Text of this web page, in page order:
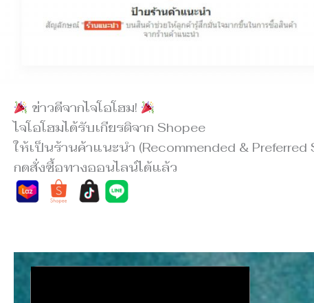
ข่าวดีจากไจโอโฮม!
ไจโอโฮมได้รับเกียรติจาก Shopee
ให้เป็นร้านค้าแนะนำ (Recommended &
กดสั่งซื้อทางออนไลน์ได้แล้ว